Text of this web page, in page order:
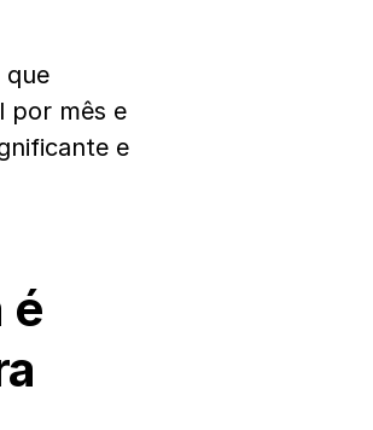
que
por mês e
e
é